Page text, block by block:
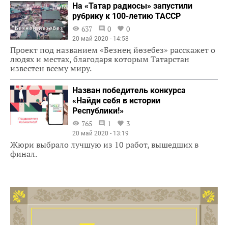
На «Татар радиосы» запустили
рубрику к 100-летию ТАССР
637
0 0
20 май 2020 - 14:58
Проект под названием «Безнең йөзебез» расскажет о
людях и местах, благодаря которым Татарстан
известен всему миру.
Назван победитель конкурса
«Найди себя в истории
Республики!»
765
1 3
20 май 2020 - 13:19
Жюри выбрало лучшую из 10 работ, вышедших в
финал.